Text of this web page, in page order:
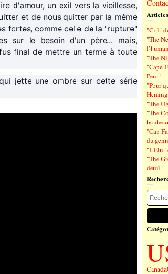
d'amour, un exil vers la vieillesse,
et de nous quitter par la même
fortes, comme celle de la "rupture"
sur le besoin d'un père... mais,
final de mettre un terme à toute
jette une ombre sur cette série
Mars
Mai
Avril
Juin
Mai
Juin
Mai
Juin
Mai
Août
Juin
Mai
Juin
Mai
"Girl"
"The
"The
"Cape
Peur !
"Pour
"The
"The
bonheur
"Cap
du
"L’Élu"
"The
deuil !
Canada